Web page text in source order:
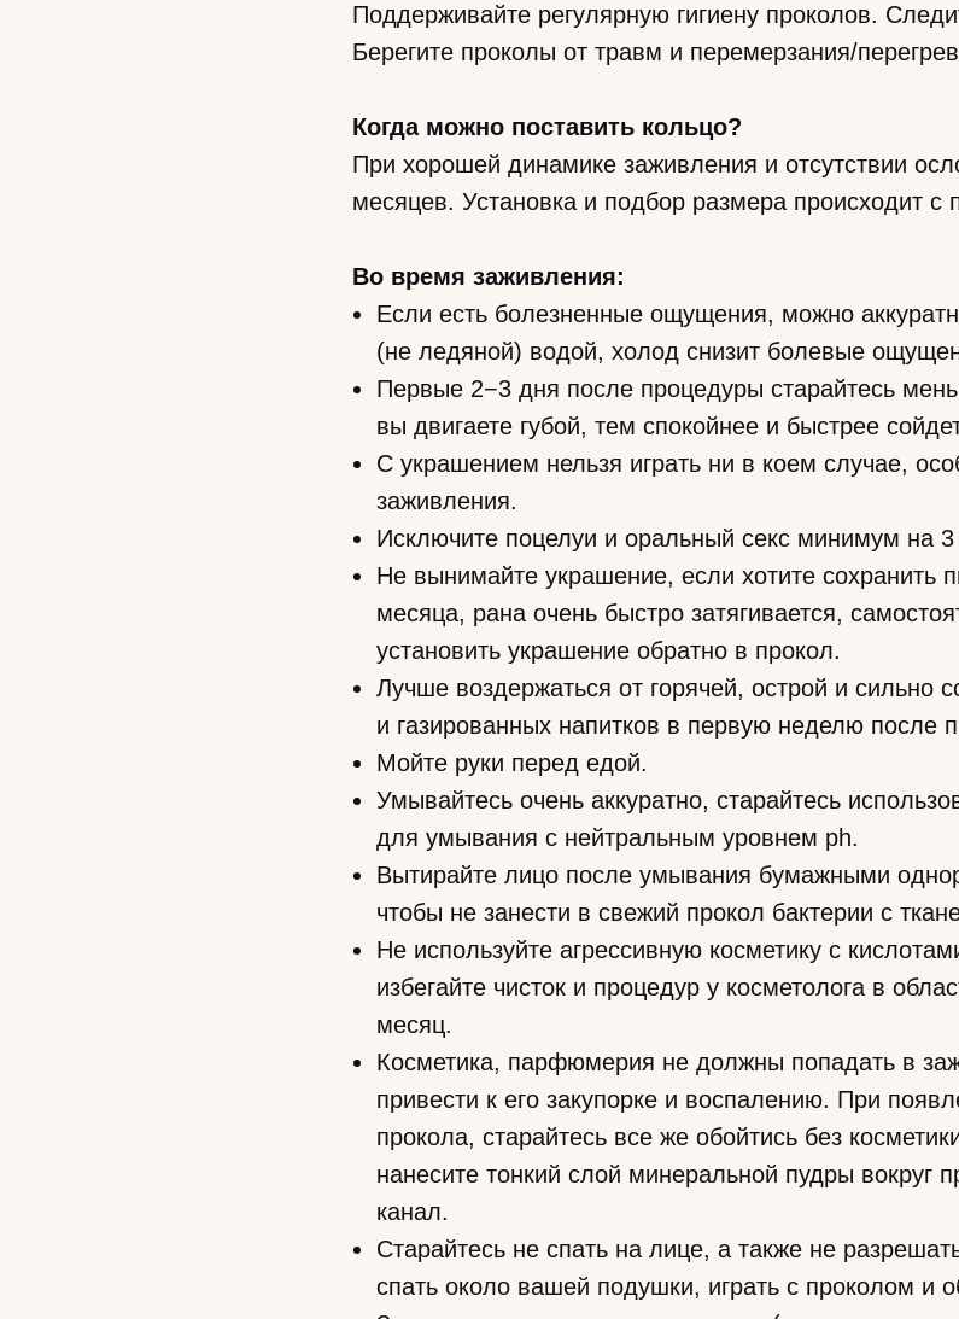
Поддерживайте регулярную гигиену проколов.
Берегите проколы от травм и перемерзания/
Когда можно поставить кольцо?
При хорошей динамике заживления и отсутствии
месяцев. Установка и подбор размера происходит
Во время заживления:
Если есть болезненные ощущения, можно
(не ледяной) водой, холод снизит болевые
Первые 2−3 дня после процедуры старайтесь
вы двигаете губой, тем спокойнее и быстрее
С украшением нельзя играть ни в коем случае,
заживления.
Исключите поцелуи и оральный секс минимум на
Не вынимайте украшение, если хотите сохранить
месяца, рана очень быстро затягивается,
установить украшение обратно в прокол.
Лучше воздержаться от горячей, острой и сильно
и газированных напитков в первую неделю после
Мойте руки перед едой.
Умывайтесь очень аккуратно, старайтесь
для умывания с нейтральным уровнем ph.
Вытирайте лицо после умывания бумажными
чтобы не занести в свежий прокол бактерии с
Не используйте агрессивную косметику с
избегайте чисток и процедур у косметолога в
месяц.
Косметика, парфюмерия не должны попадать в
привести к его закупорке и воспалению. При
прокола, старайтесь все же обойтись без
нанесите тонкий слой минеральной пудры вокруг
канал.
Старайтесь не спать на лице, а также не
спать около вашей подушки, играть с проколом и